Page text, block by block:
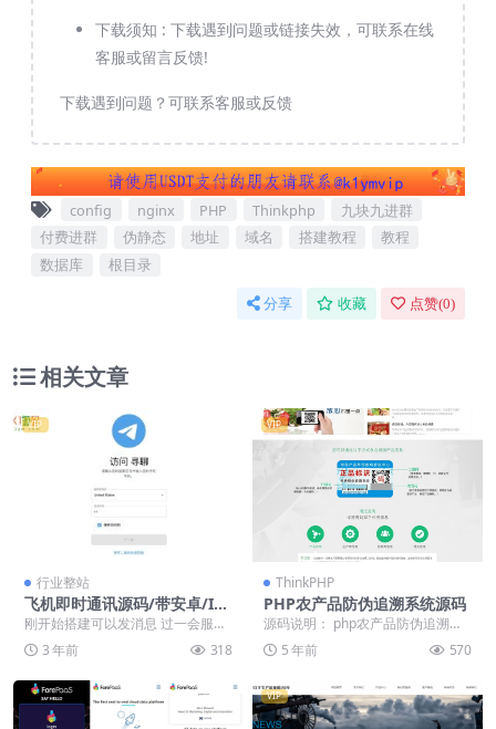
下载须知 : 下载遇到问题或链接失效，可联系在线
客服或留言反馈!
下载遇到问题？可联系客服或反馈
config nginx PHP Thinkphp
九块九进群
付费进群
伪静态 地址 域名 搭建教程
教程
数据库
根目录
分享 收藏 点赞(0)
相关文章
VIP
行业整站
飞机即时通讯源码/带安卓/IO
S源码
刚开始搭建可以发消息 过一会服务
器就崩了 有些接口不太会对接 你们
有能力自己拿去...
3 年前 318
VIP
ThinkPHP
PHP农产品防伪追溯系统源码
源码说明： php农产品防伪追溯系
统源码，该系统采用最简单易用的p
hp+MySQ...
5 年前 570
VIP